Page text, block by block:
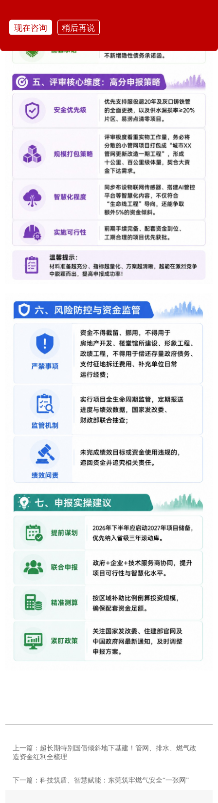
上一篇：超长期特别国债倾斜地下基建！管网、排水、燃气改
造资金红利全梳理
下一篇：科技筑盾、智慧赋能：东莞筑牢燃气安全“一张网”
现在咨询 稍后再说